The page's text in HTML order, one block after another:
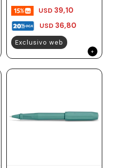
USD 36,80
USD 39,10
Exclusivo web